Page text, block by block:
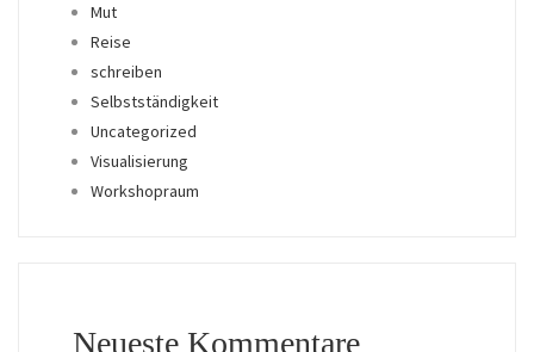
Mut
Reise
schreiben
Selbstständigkeit
Uncategorized
Visualisierung
Workshopraum
Neueste Kommentare